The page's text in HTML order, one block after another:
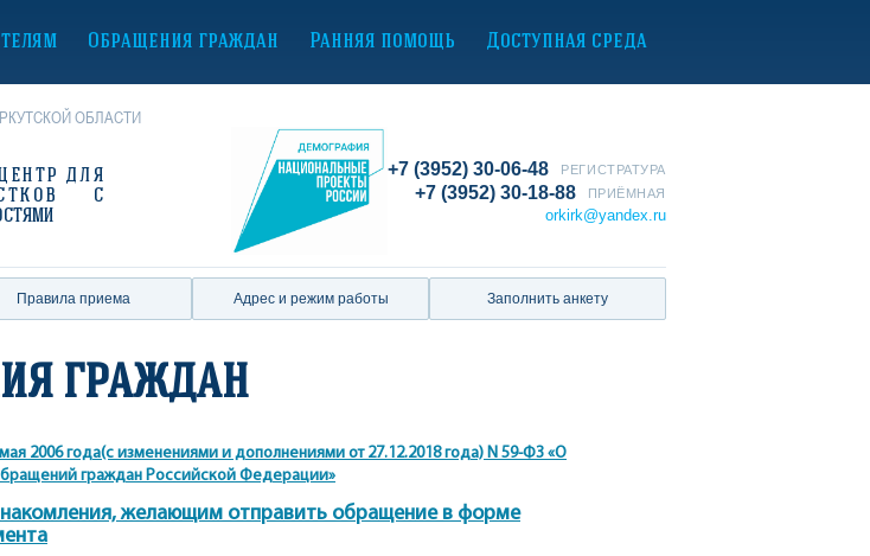
Обращения граждан Ранняя помощь Доступная среда
ОБЛАСТИ
ДЛЯ
С
+7 (3952) 30-06-48 РЕГИСТРАТУРА
+7 (3952) 30-18-88 ПРИЁМНАЯ
orkirk@yandex.ru
Правила приема Адрес и режим работы Заполнить анкету
ГРАЖДАН
2006 года(с изменениями и дополнениями от 27.12.2018 года) N 59-ФЗ «О
граждан Российской Федерации»
желающим отправить обращение в форме